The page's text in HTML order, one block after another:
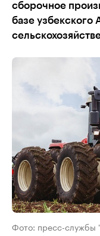
сборочное
базе узбекского
Фото: пресс-службы